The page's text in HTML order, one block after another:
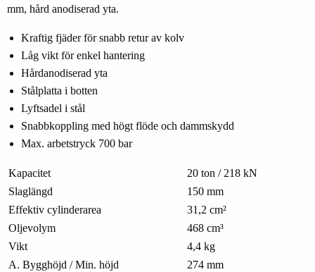
mm, hård anodiserad yta.
Kraftig fjäder för snabb retur av kolv
Låg vikt för enkel hantering
Hårdanodiserad yta
Stålplatta i botten
Lyftsadel i stål
Snabbkoppling med högt flöde och dammskydd
Max. arbetstryck 700 bar
Kapacitet
20 ton / 218 kN
Slaglängd
150 mm
Effektiv cylinderarea
31,2 cm²
Oljevolym
468 cm³
Vikt
4,4 kg
A. Bygghöjd / Min. höjd
274 mm